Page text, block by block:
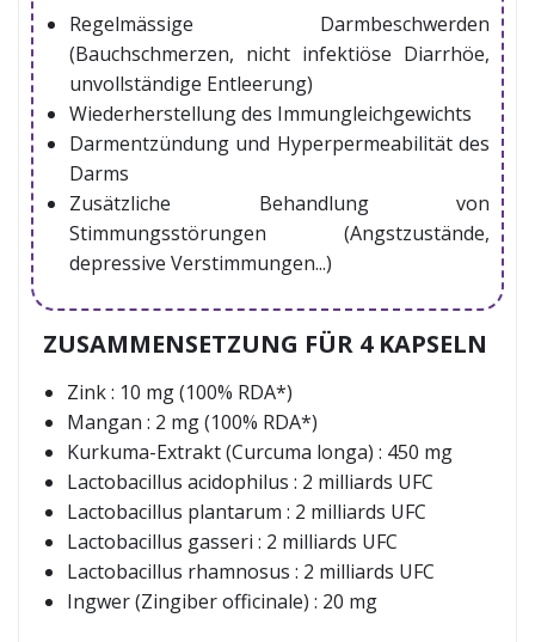
Regelmässige Darmbeschwerden
(Bauchschmerzen, nicht infektiöse Diarrhöe,
unvollständige Entleerung)
Wiederherstellung des Immungleichgewichts
Darmentzündung und Hyperpermeabilität des
Darms
Zusätzliche Behandlung von
Stimmungsstörungen (Angstzustände,
depressive Verstimmungen...)
ZUSAMMENSETZUNG FÜR 4 KAPSELN
Zink : 10 mg (100% RDA*)
Mangan : 2 mg (100% RDA*)
Kurkuma-Extrakt (Curcuma longa) : 450 mg
Lactobacillus acidophilus : 2 milliards UFC
Lactobacillus plantarum : 2 milliards UFC
Lactobacillus gasseri : 2 milliards UFC
Lactobacillus rhamnosus : 2 milliards UFC
Ingwer (Zingiber officinale) : 20 mg